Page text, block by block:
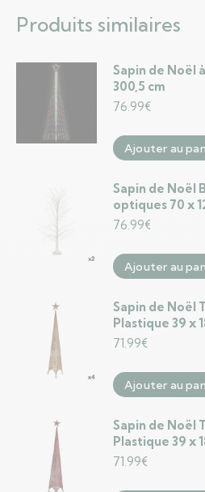
Produits similaires
Sapin de Noël
300,5 cm
76.99€
Ajouter au
Sapin de Noël
optiques 70 x
76.99€
Ajouter au
Sapin de Noël
Plastique 39 x
71.99€
Ajouter au
Sapin de Noël
Plastique 39 x
71.99€